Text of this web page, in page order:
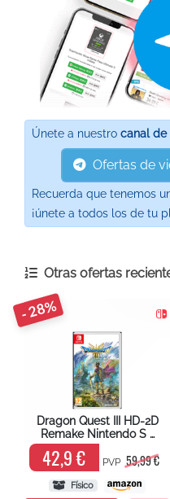
Únete a nuestro canal de
Ofertas de
Recuerda que tenemos
¡únete a todos los de tu
Otras ofertas
- 28%
Dragon Quest III HD-2D
Remake Nintendo S …
42,9 € PVP 59,99 €
Físico